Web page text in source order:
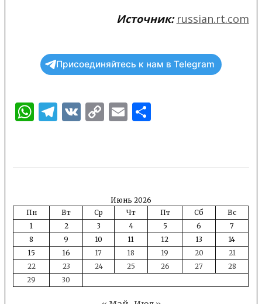
Источник: russian.rt.com
Присоединяйтесь к нам в Telegram
WhatsApp
Telegram
VKCopyEmail
Июнь 2026
Пн
Вт Ср Чт Пт Сб
Вс
1
2 3 4 5 6
7
8
9 10 11 12 13
14
15
16 17 18 19 20
21
22
23 24 25 26 27
28
29
30